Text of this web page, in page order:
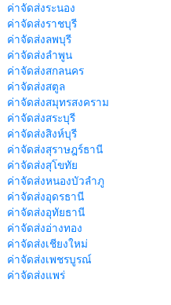
ค่าจัดส่งระนอง
ค่าจัดส่งราชบุรี
ค่าจัดส่งลพบุรี
ค่าจัดส่งลำพูน
ค่าจัดส่งสกลนคร
ค่าจัดส่งสตูล
ค่าจัดส่งสมุทรสงคราม
ค่าจัดส่งสระบุรี
ค่าจัดส่งสิงห์บุรี
ค่าจัดส่งสุราษฎร์ธานี
ค่าจัดส่งสุโขทัย
ค่าจัดส่งหนองบัวลำภู
ค่าจัดส่งอุดรธานี
ค่าจัดส่งอุทัยธานี
ค่าจัดส่งอ่างทอง
ค่าจัดส่งเชียงใหม่
ค่าจัดส่งเพชรบูรณ์
ค่าจัดส่งแพร่